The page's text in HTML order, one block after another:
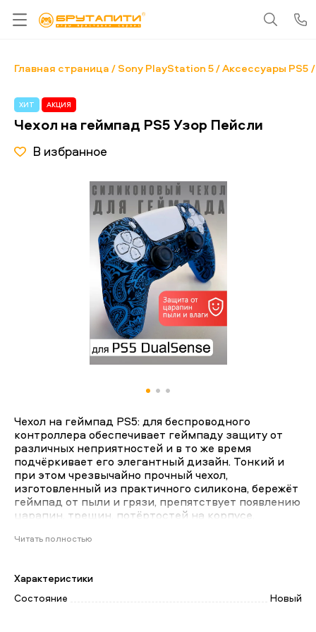
Главная страница Sony PlayStation 5 Аксессуары PS5
ХИТ АКЦИЯ
Чехол на геймпад PS5 Узор Пейсли
В избранное
Чехол на геймпад PS5: для беспроводного
контроллера обеспечивает геймпаду защиту от
различных неприятностей и в то же время
подчёркивает его элегантный дизайн. Тонкий и
при этом чрезвычайно прочный чехол,
изготовленный из практичного силикона, бережёт
геймпад от пыли и грязи, препятствует появлению
царапин, трещин, потёртостей на корпусе.
5!
УЛУЧШЕННЫЙ КОНТРОЛЬ В ИГРАХ
Читать полностью
Характеристики
Состояние
Новый